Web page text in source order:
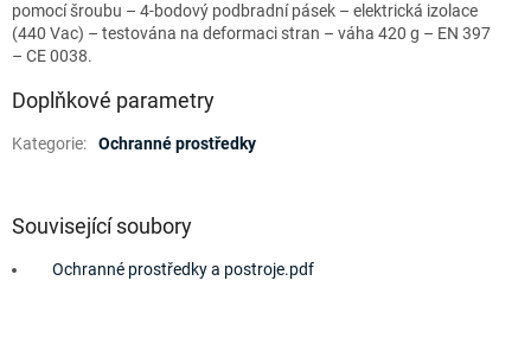
pomocí šroubu – 4-bodový podbradní pásek – elektrická izolace
(440 Vac) – testována na deformaci stran – váha 420 g – EN 397
– CE 0038.
Doplňkové parametry
Kategorie: Ochranné prostředky
Související soubory
Ochranné prostředky a postroje.pdf